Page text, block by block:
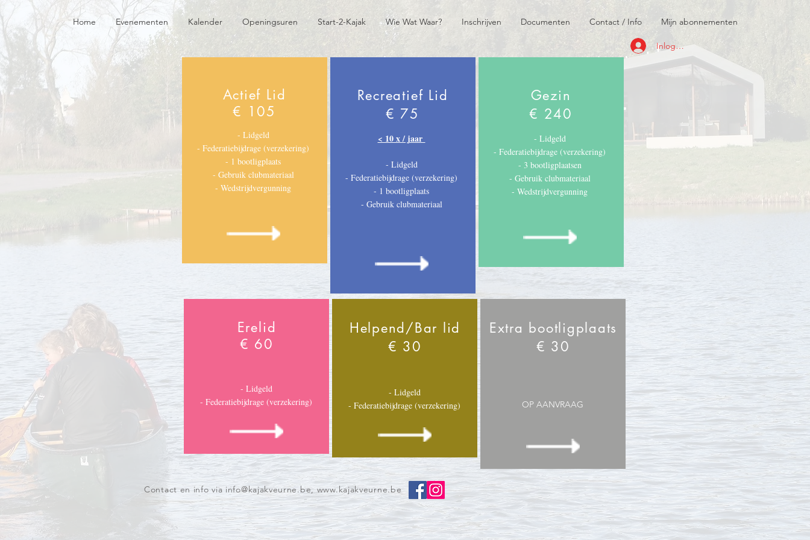
Home Evenementen Kalender Openingsuren Start-2-Kajak Wie Wat Waar? Inschrijven Documenten Contact / Info Mijn abonnementen
Inloggen
Actief Lid
€ 105
- Lidgeld
- Federatiebijdrage (verzekering)
- 1 bootligplaats
- Gebruik clubmateriaal
- Wedstrijdvergunning
Recreatief Lid
€ 75
< 10 x / jaar
- Lidgeld
- Federatiebijdrage (verzekering)
- 1 bootligplaats
- Gebruik clubmateriaal
Gezin
€ 240
- Lidgeld
- Federatiebijdrage (verzekering)
- 3 bootligplaatsen
- Gebruik clubmateriaal
- Wedstrijdvergunning
Erelid
€ 60
- Lidgeld
- Federatiebijdrage (verzekering)
Helpend/Bar lid
€ 30
- Lidgeld
- Federatiebijdrage (verzekering)
Extra bootligplaats
€ 30
OP AANVRAAG
Contact en info via info@kajakveurne.be, www.kajakveurne.be